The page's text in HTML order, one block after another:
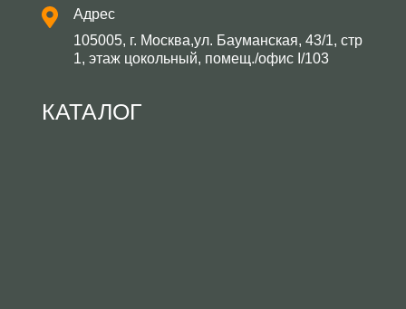
Адрес
105005, г. Москва,ул. Бауманская, 43/1, стр
1, этаж цокольный, помещ./офис I/103
КАТАЛОГ